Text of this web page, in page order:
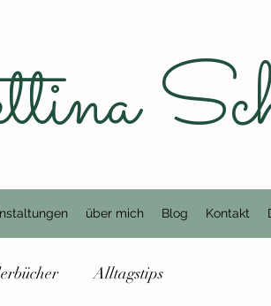
über mich Blog Kontakt
Alltagstips